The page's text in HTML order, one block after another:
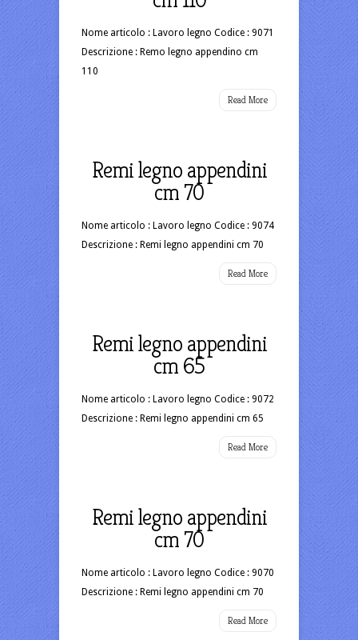
Nome articolo : Lavoro legno Codice : 9071
Descrizione : Remo legno appendino cm
110
Read More
Remi legno appendini
cm 70
Nome articolo : Lavoro legno Codice : 9074
Descrizione : Remi legno appendini cm 70
Read More
Remi legno appendini
cm 65
Nome articolo : Lavoro legno Codice : 9072
Descrizione : Remi legno appendini cm 65
Read More
Remi legno appendini
cm 70
Nome articolo : Lavoro legno Codice : 9070
Descrizione : Remi legno appendini cm 70
Read More